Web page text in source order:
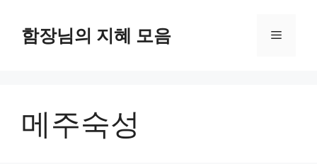
함장님의 지혜 모음 메
메주숙성